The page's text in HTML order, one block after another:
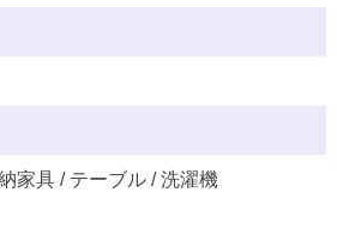
家具 / テーブル / 洗濯機